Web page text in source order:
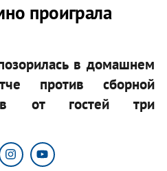
проиграла
в домашнем
против сборной
от гостей три